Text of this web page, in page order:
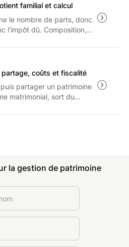
familial et calcul
le nombre de parts, donc
l'impôt dû. Composition,
partage, coûts et fiscalité
partager un patrimoine
matrimonial, sort du
la gestion de patrimoine